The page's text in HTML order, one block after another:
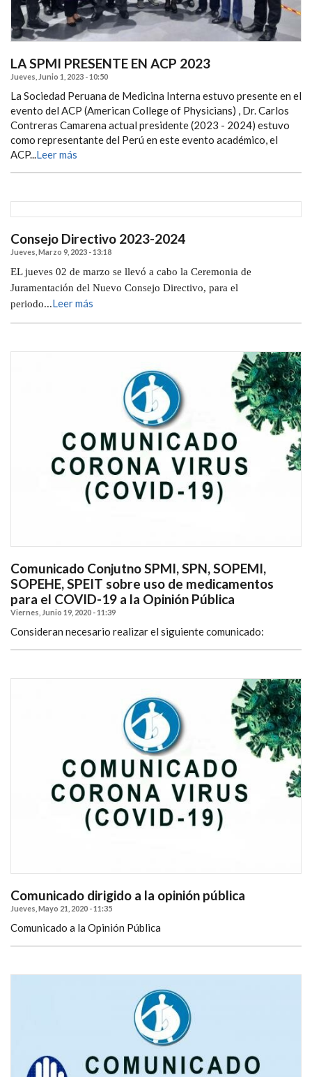
LA SPMI PRESENTE EN ACP 2023
Jueves, Junio 1, 2023 - 10:50
La Sociedad Peruana de Medicina Interna estuvo presente en el
evento del ACP (American College of Physicians) , Dr. Carlos
Contreras Camarena actual presidente (2023 - 2024) estuvo
como representante del Perú en este evento académico, el
ACP...Leer más
Consejo Directivo 2023-2024
Jueves, Marzo 9, 2023 - 13:18
EL jueves 02 de marzo se llevó a cabo la Ceremonia de
Juramentación del Nuevo Consejo Directivo, para el
periodo...Leer más
Comunicado Conjutno SPMI, SPN, SOPEMI,
SOPEHE, SPEIT sobre uso de medicamentos
para el COVID-19 a la Opinión Pública
Viernes, Junio 19, 2020 - 11:39
Consideran necesario realizar el siguiente comunicado:
Comunicado dirigido a la opinión pública
Jueves, Mayo 21, 2020 - 11:35
Comunicado a la Opinión Pública